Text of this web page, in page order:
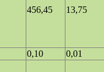
456,45 13,75
0,10
0,01